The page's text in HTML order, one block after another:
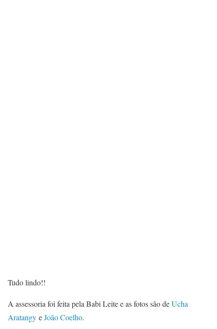
Tudo lindo!!
A assessoria foi feita pela Babi Leite e as fotos são deUcha
Aratangy eJoão Coelho.